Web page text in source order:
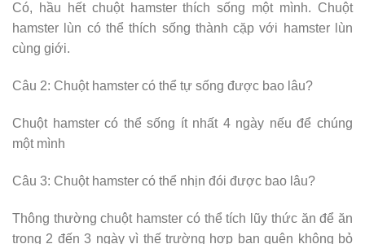
Có, hầu hết chuột hamster thích sống một mình. Chuột
hamster lùn có thể thích sống thành cặp với hamster lùn
cùng giới.
Câu 2: Chuột hamster có thể tự sống được bao lâu?
Chuột hamster có thể sống ít nhất 4 ngày nếu để chúng
một mình
Câu 3: Chuột hamster có thể nhịn đói được bao lâu?
Thông thường chuột hamster có thể tích lũy thức ăn để ăn
trong 2 đến 3 ngày vì thế trường hợp bạn quên không bỏ